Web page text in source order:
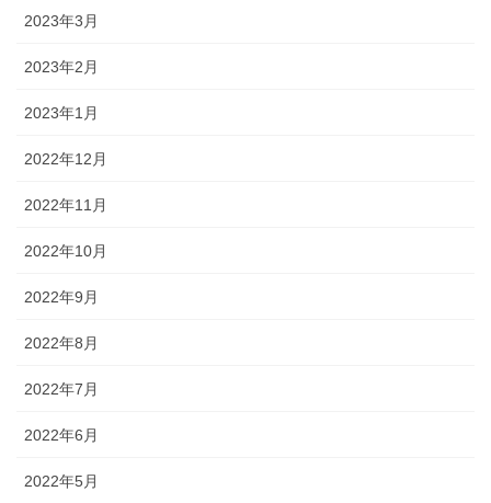
2023年3月
2023年2月
2023年1月
2022年12月
2022年11月
2022年10月
2022年9月
2022年8月
2022年7月
2022年6月
2022年5月